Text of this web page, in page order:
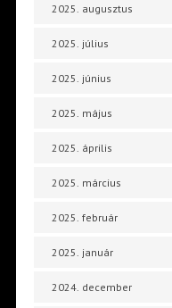
2025. augusztus
2025. július
2025. június
2025. május
2025. április
2025. március
2025. február
2025. január
2024. december